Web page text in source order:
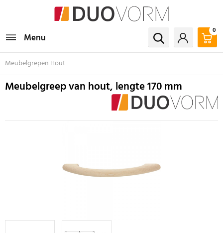
Menu
0
Meubelgrepen Hout
Meubelgreep van hout, lengte 170 mm